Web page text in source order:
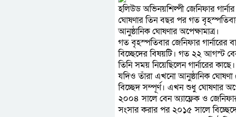
হলিউড অভিনয়শিল্পী জেনিফার
ঘোষণার তিন বছর পর গত
আনুষ্ঠানিক ঘোষণার অপেক্ষামাত্র।
গত বৃহস্পতিবার জেনিফার
বিচ্ছেদের বিষয়টি। গত ২২ আগস্ট
তিনি সময় নিয়েছিলেন গার্নারের
যদিও তাঁরা এখনো আনুষ্ঠানিক ঘোষণা
বিচ্ছেদ সম্পূর্ণ। এখন শুধু ঘোষণার
২০০৪ সালে বেন অ্যাফ্লেক ও
সংসার করার পর ২০১৫ সালে